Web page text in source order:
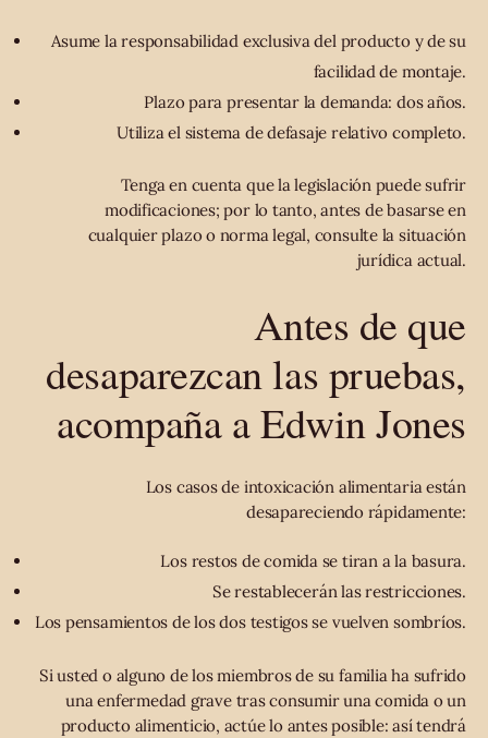
Asume la responsabilidad exclusiva del producto y de su
facilidad de montaje.
Plazo para presentar la demanda: dos años.
Utiliza el sistema de defasaje relativo completo.
Tenga en cuenta que la legislación puede sufrir
modificaciones; por lo tanto, antes de basarse en
cualquier plazo o norma legal, consulte la situación
jurídica actual.
Antes de que
desaparezcan las pruebas,
acompaña a Edwin Jones
Los casos de intoxicación alimentaria están
desapareciendo rápidamente:
Los restos de comida se tiran a la basura.
Se restablecerán las restricciones.
Los pensamientos de los dos testigos se vuelven sombríos.
Si usted o alguno de los miembros de su familia ha sufrido
una enfermedad grave tras consumir una comida o un
producto alimenticio, actúe lo antes posible: así tendrá